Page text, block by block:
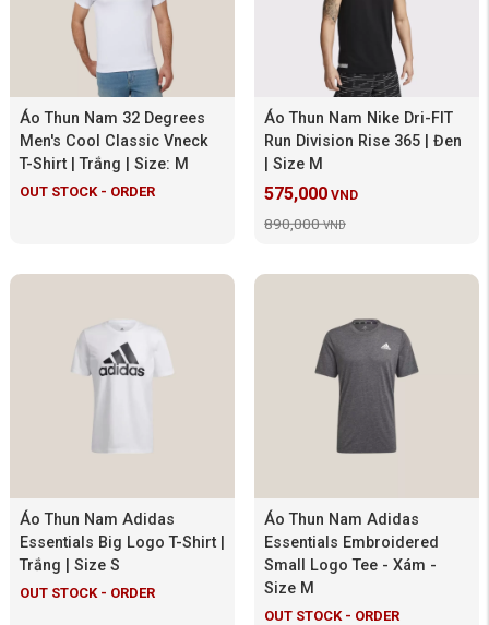
Áo Thun Nam 32 Degrees
Men's Cool Classic Vneck
T-Shirt | Trắng | Size: M
OUT STOCK - ORDER
Áo Thun Nam Nike Dri-FIT
Run Division Rise 365 | Đen
| Size M
575,000 VND
890,000 VND
Áo Thun Nam Adidas
Essentials Big Logo T-Shirt |
Trắng | Size S
OUT STOCK - ORDER
Áo Thun Nam Adidas
Essentials Embroidered
Small Logo Tee - Xám -
Size M
OUT STOCK - ORDER